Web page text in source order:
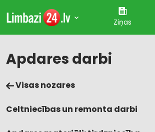
Ziņas
Apdares darbi
Visas nozares
Celtniecības un remonta darbi